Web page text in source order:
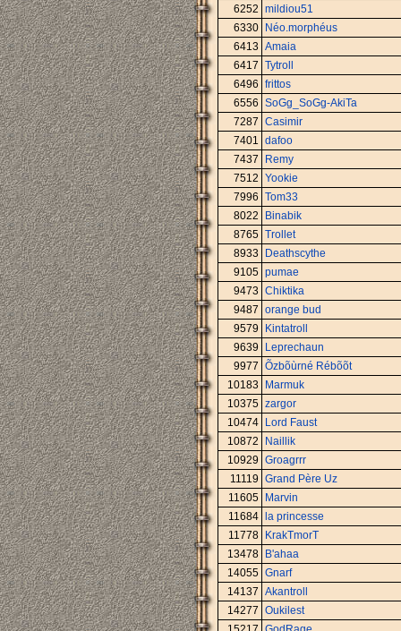
6252 mildiou51
6330
Néo.morphéus
6413 Amaia
6417 Tytroll
6496 frittos
6556 SoGg_SoGg-AkiTa
7287 Casimir
7401 dafoo
7437
Remy
7512 Yookie
7996 Tom33
8022
Binabik
8765 Trollet
8933
Deathscythe
9105 pumae
9473 Chiktika
9487 orange bud
9579
Kintatroll
9639
Leprechaun
9977 Õzbõùrné Rébõõt
10183
Marmuk
10375 zargor
10474
Lord Faust
10872
Naillik
10929 Groagrrr
11119 Grand Père Uz
11605
Marvin
11684
la princesse
11778
KrakTmorT
13478
B'ahaa
14055 Gnarf
14137 Akantroll
14277 Oukilest